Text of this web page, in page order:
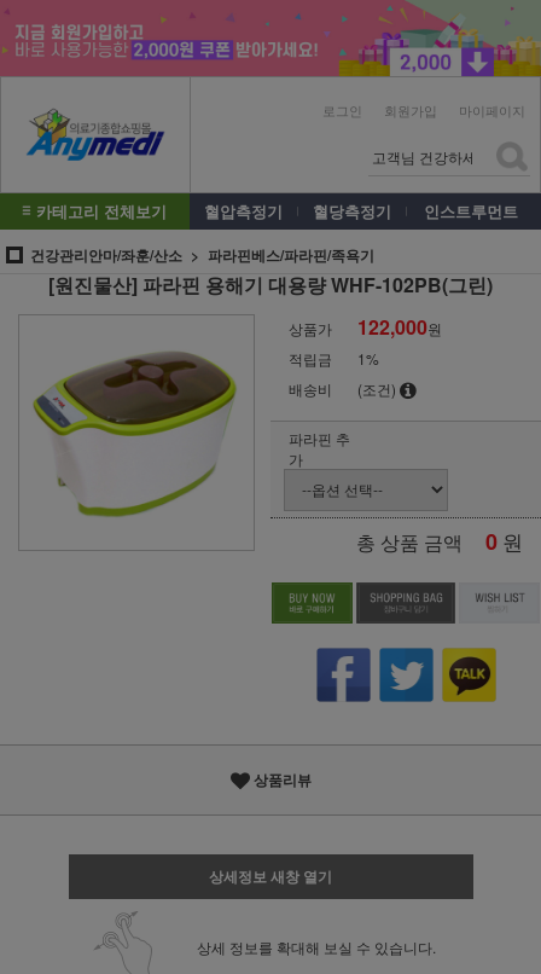
로그인 회원가입 마이페이지
카테고리 전체보기 혈압측정기 혈당측정기 인스트루먼트
건강관리안마/좌훈/산소 파라핀베스/파라핀/족욕기
[원진물산] 파라핀 용해기 대용량 WHF-102PB(그린)
상품가 122,000원
적립금
1%
배송비
(조건)
파라핀 추
가
총 상품 금액 0 원
상품리뷰
상세정보 새창 열기
상세 정보를 확대해 보실 수 있습니다.